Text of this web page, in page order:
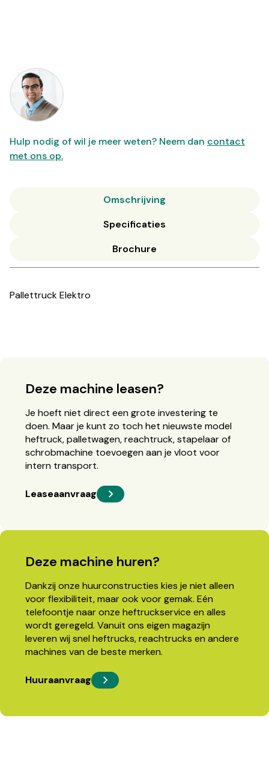
Hulp nodig of wil je meer weten? Neem dan contact
met ons op.
Omschrijving
Specificaties
Brochure
Pallettruck Elektro
Deze machine leasen?
Je hoeft niet direct een grote investering te
doen. Maar je kunt zo toch het nieuwste model
heftruck, palletwagen, reachtruck, stapelaar of
schrobmachine toevoegen aan je vloot voor
intern transport.
Leaseaanvraag
Deze machine huren?
Dankzij onze huurconstructies kies je niet alleen
voor flexibiliteit, maar ook voor gemak. Eén
telefoontje naar onze heftruckservice en alles
wordt geregeld. Vanuit ons eigen magazijn
leveren wij snel heftrucks, reachtrucks en andere
machines van de beste merken.
Huuraanvraag